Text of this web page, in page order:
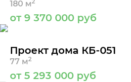
180 м
от 9 370 000 руб
Проект дома КБ-051
77 м2
от 5 293 000 руб